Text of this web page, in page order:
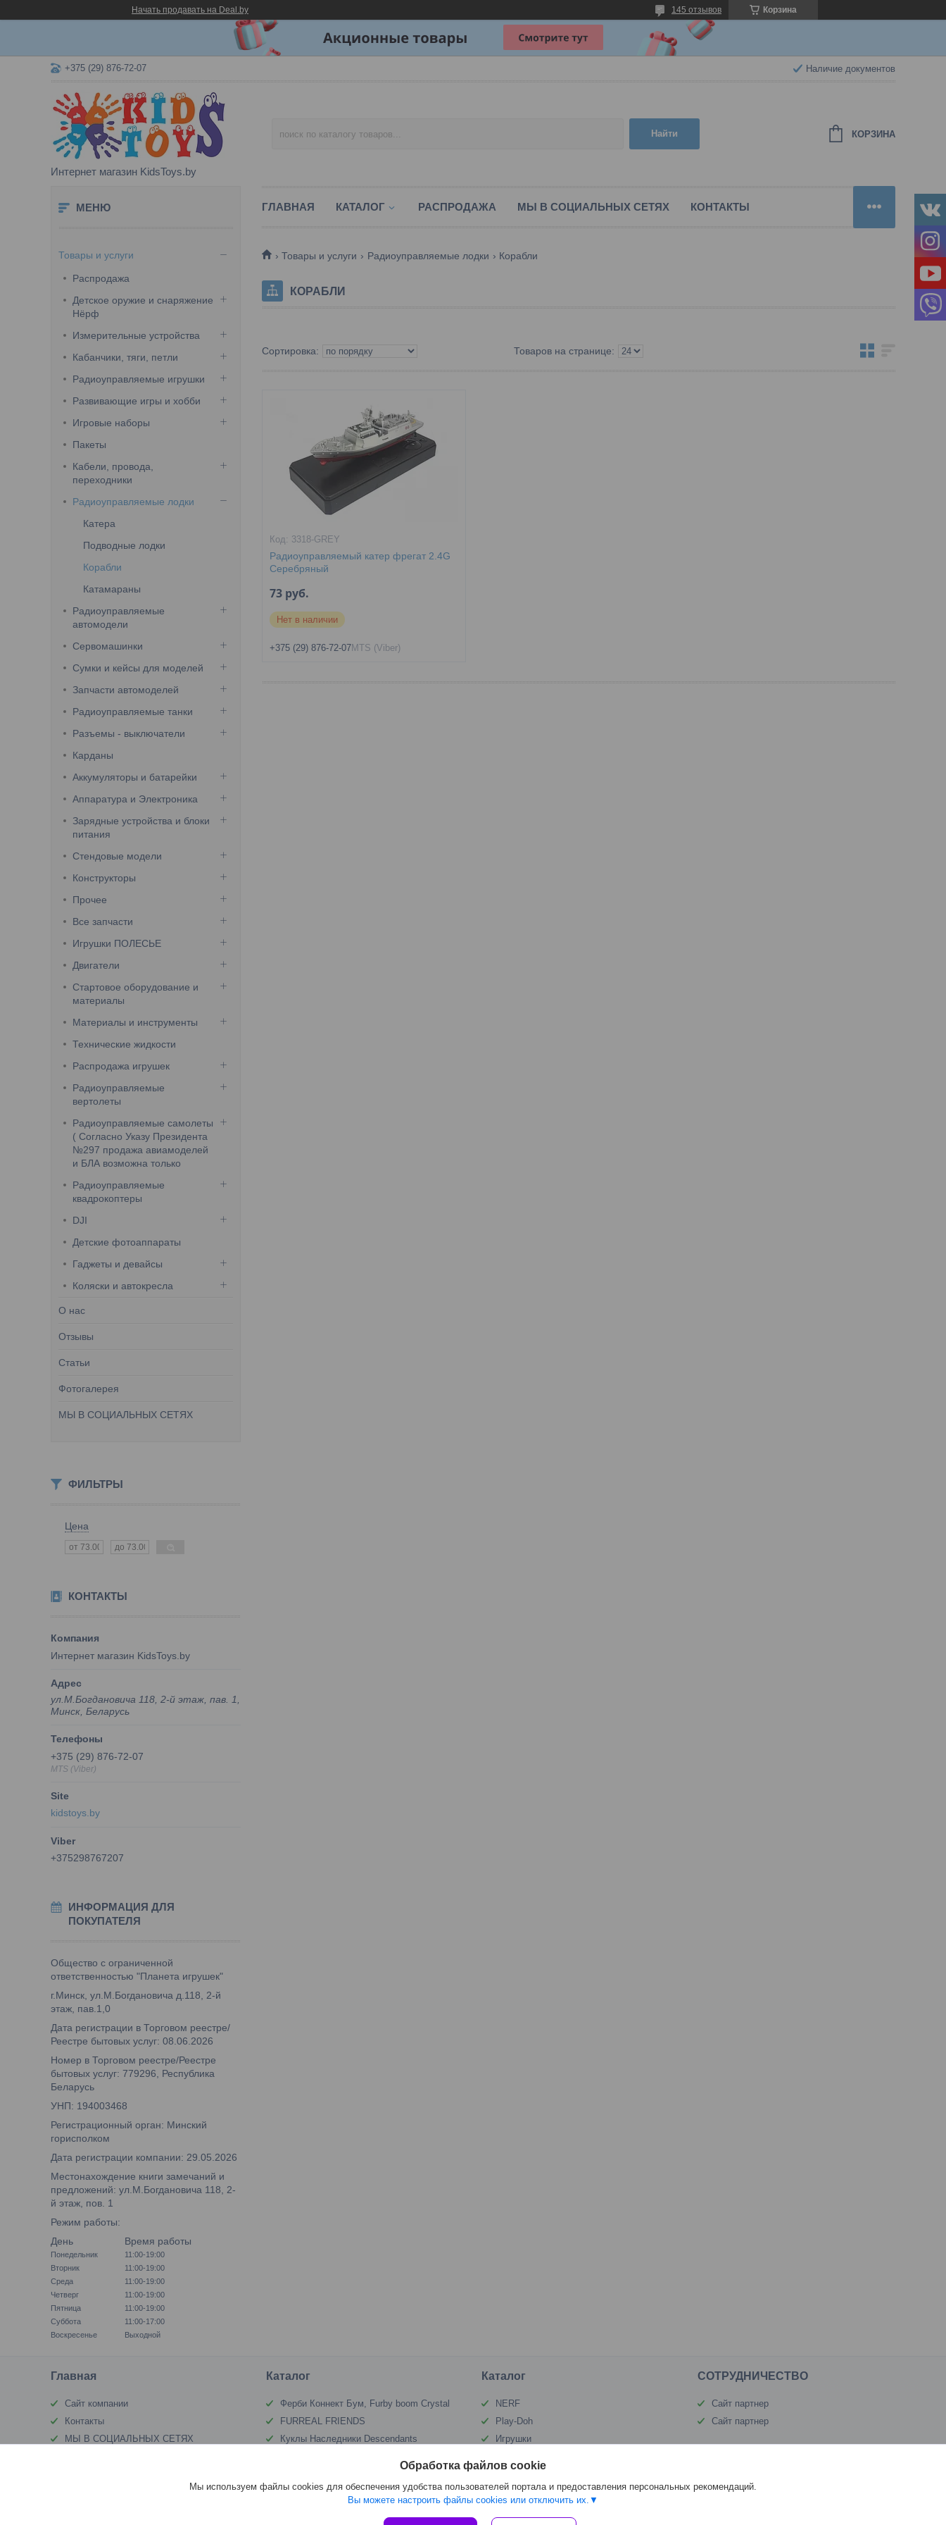
Начать продавать на Deal.by Корзина
145 отзывов
+375 (29) 876-72-07 Наличие документов
Интернет магазин KidsToys.by
Найти КОРЗИНА
Товары и услуги
Распродажа
Детское оружие и снаряжение
Нёрф
Измерительные устройства
Кабанчики, тяги, петли
Радиоуправляемые игрушки
Развивающие игры и хобби
Игровые наборы
Пакеты
Кабели, провода,
переходники
Радиоуправляемые лодки
Катера
Подводные лодки
Корабли
Катамараны
Радиоуправляемые
автомодели
Сервомашинки
Сумки и кейсы для моделей
Запчасти автомоделей
Радиоуправляемые танки
Разъемы - выключатели
Карданы
Аккумуляторы и батарейки
Аппаратура и Электроника
Зарядные устройства и блоки
питания
Стендовые модели
Конструкторы
Прочее
Все запчасти
Игрушки ПОЛЕСЬЕ
Двигатели
Стартовое оборудование и
материалы
Материалы и инструменты
Технические жидкости
Распродажа игрушек
Радиоуправляемые
вертолеты
Радиоуправляемые самолеты
( Согласно Указу Президента
№297 продажа авиамоделей
и БЛА возможна только
Радиоуправляемые
квадрокоптеры
DJI
Детские фотоаппараты
Гаджеты и девайсы
Коляски и автокресла
О нас
Отзывы
Статьи
Фотогалерея
МЫ В СОЦИАЛЬНЫХ СЕТЯХ
ФИЛЬТРЫ
Цена
КОНТАКТЫ
Интернет магазин KidsToys.by
ул.М.Богдановича 118, 2-й этаж, пав. 1,
Минск, Беларусь
+375 (29) 876-72-07
MTS (Viber)
kidstoys.by
+375298767207
ИНФОРМАЦИЯ ДЛЯ
ПОКУПАТЕЛЯ
Общество с ограниченной
ответственностью "Планета игрушек"
г.Минск, ул.М.Богдановича д.118, 2-й
этаж, пав.1,0
Дата регистрации в Торговом реестре/
Реестре бытовых услуг: 08.06.2026
Номер в Торговом реестре/Реестре
бытовых услуг: 779296, Республика
Беларусь
УНП: 194003468
Регистрационный орган: Минский
горисполком
Дата регистрации компании: 29.05.2026
Местонахождение книги замечаний и
предложений: ул.М.Богдановича 118, 2-
й этаж, пов. 1
Режим работы:
День
Время работы
Понедельник
11:00-19:00
Вторник
11:00-19:00
Среда
11:00-19:00
Четверг
11:00-19:00
Пятница
11:00-19:00
Суббота
11:00-17:00
Воскресенье
Выходной
ГЛАВНАЯ КАТАЛОГ РАСПРОДАЖА МЫ В СОЦИАЛЬНЫХ СЕТЯХ КОНТАКТЫ
Товары и услуги Радиоуправляемые лодки Корабли
КОРАБЛИ
3318-GREY
Радиоуправляемый катер фрегат 2.4G
Серебряный
73 руб.
Нет в наличии
+375 (29) 876-72-07MTS (Viber)
Главная
Сайт компании
Контакты
МЫ В СОЦИАЛЬНЫХ СЕТЯХ
Каталог
Ферби Коннект Бум, Furby boom Crystal
FURREAL FRIENDS
Куклы Наследники Descendants
MY LITTLE PONY
Каталог
NERF
Play-Doh
Игрушки
CОТРУДНИЧЕСТВО
Сайт партнер
Сайт партнер
Обработка файлов cookie
Мы используем файлы cookies для обеспечения удобства пользователей портала и предоставления персональных рекомендаций.
Вы можете настроить файлы cookies или отключить их.